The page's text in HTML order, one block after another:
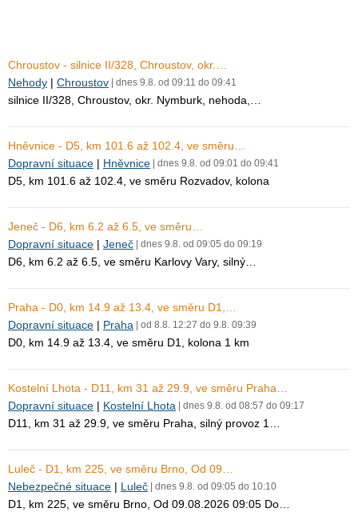
Chroustov - silnice II/328, Chroustov, okr.…
Nehody | Chroustov | dnes 9.8. od 09:11 do 09:41
silnice II/328, Chroustov, okr. Nymburk, nehoda,…
Hněvnice - D5, km 101.6 až 102.4, ve směru…
Dopravní situace | Hněvnice | dnes 9.8. od 09:01 do 09:41
D5, km 101.6 až 102.4, ve směru Rozvadov, kolona
Jeneč - D6, km 6.2 až 6.5, ve směru…
Dopravní situace | Jeneč | dnes 9.8. od 09:05 do 09:19
D6, km 6.2 až 6.5, ve směru Karlovy Vary, silný…
Praha - D0, km 14.9 až 13.4, ve směru D1,…
Dopravní situace | Praha | od 8.8. 12:27 do 9.8. 09:39
D0, km 14.9 až 13.4, ve směru D1, kolona 1 km
Kostelní Lhota - D11, km 31 až 29.9, ve směru Praha…
Dopravní situace | Kostelní Lhota | dnes 9.8. od 08:57 do 09:17
D11, km 31 až 29.9, ve směru Praha, silný provoz 1…
Luleč - D1, km 225, ve směru Brno, Od 09…
Nebezpečné situace | Luleč | dnes 9.8. od 09:05 do 10:10
D1, km 225, ve směru Brno, Od 09.08.2026 09:05 Do…